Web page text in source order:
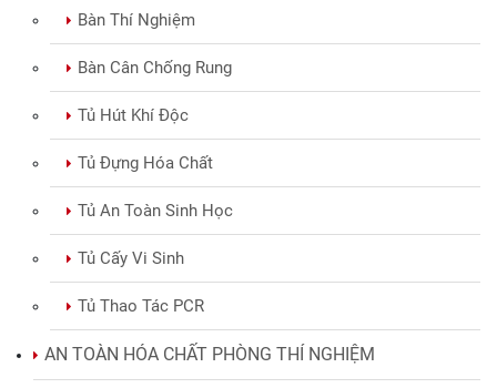
Bàn Thí Nghiệm
Bàn Cân Chống Rung
Tủ Hút Khí Độc
Tủ Đựng Hóa Chất
Tủ An Toàn Sinh Học
Tủ Cấy Vi Sinh
Tủ Thao Tác PCR
AN TOÀN HÓA CHẤT PHÒNG THÍ NGHIỆM